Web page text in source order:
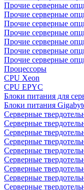
Прочие серверные
Прочие серверные
Прочие серверные
Прочие серверные
Прочие серверные
Прочие серверные
Прочие серверные
Процессоры
CPU Xeon
CPU EPYC
Блоки питания для
Блоки питания
Серверные
Cерверные
Cерверные
Cерверные
Cерверные
Серверные
Серверные
Cерверные
Cерверные